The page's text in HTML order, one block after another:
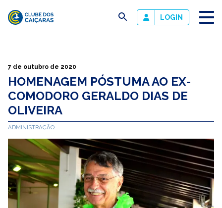
Caiçaras
busca LOGIN
7 de outubro de 2020
HOMENAGEM PÓSTUMA AO EX-
COMODORO GERALDO DIAS DE
OLIVEIRA
ADMINISTRAÇÃO